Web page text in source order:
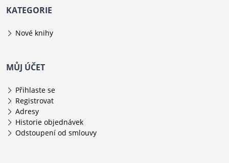
KATEGORIE
Nové knihy
MŮJ ÚČET
Přihlaste se
Registrovat
Adresy
Historie objednávek
Odstoupení od smlouvy